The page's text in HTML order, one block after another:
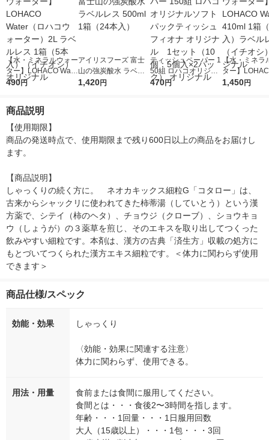
【水・ミネラルウォー
ター】LOHACO Wate
r（ロハコウォータ
シ） オリジナル
490円
アイリスフーズ 富士
山の強炭酸水 ラベル
レス 500ml 1箱（24
1,420円
ティッシュペーパー 1
50組 ロハコオリジナ
ルソフトパックティッ
470円
【水・ミネラ
ター】
r 410ml 1箱（
1,450円
商品説明
【使用期限】
商品の発送時点で、使用期限まで残り600日以上の商品をお届けし
ます。
【商品説明】
しゃっくりの続く方に。　ネオカキックス細粒G「コタロー」は、
古来からシャックリに使われてきた柿蒂湯（していとう）という漢
方薬で、シテイ（柿のヘタ）、チョウジ（クローブ）、ショウキョ
ウ（しょうが）の３薬草を煎じ、そのエキスを取り出してつくった
飲みやすい細粒です。本剤は、漢方の古典「済生方」収載の処方に
もとづいてつくられた漢方エキス細粒です。＜体力に関わらず使用
できます＞
商品仕様/スペック
効能・効果 しゃっくり
〈効能・効果に関連する注意〉
体力に関わらず、使用できる。
用法・用量
食前または食間に服用してください。
食間とは・・・食後2〜3時間を指します。
年齢・・・1回量・・・1日服用回数
大人（15歳以上）・・・1包・・・3回